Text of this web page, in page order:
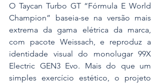
O Taycan Turbo GT “Fórmula E World
Champion” baseia-se na versão mais
extrema da gama elétrica da marca,
com pacote Weissach, e reproduz a
identidade visual do monolugar 99X
Electric GEN3 Evo. Mais do que um
simples exercício estético, o projeto